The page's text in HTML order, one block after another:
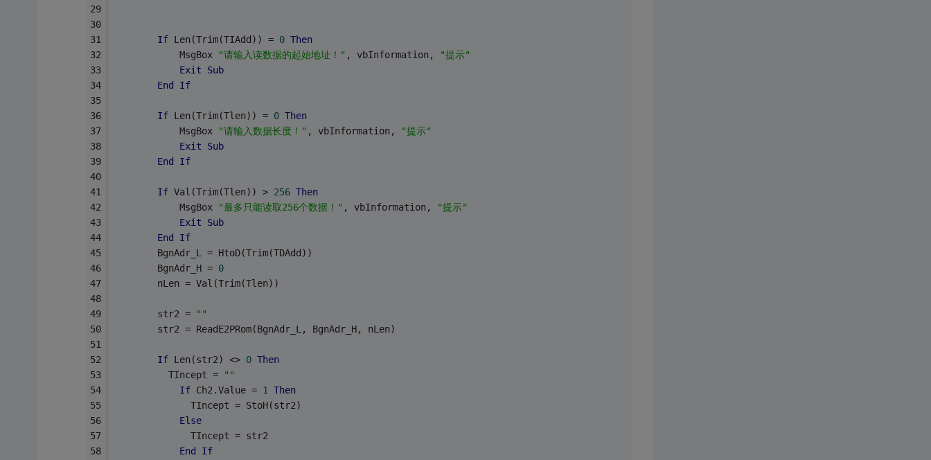
If Len(Trim(TIAdd)) = 0 Then
            MsgBox
"请输入读数据的起始地址！" , vbInformation,
"提示"
Exit
Sub
End
If
If Len(Trim(Tlen)) = 0 Then
            MsgBox
"请输入数据长度！" , vbInformation,
"提示"
Exit
Sub
End
If
If Val(Trim(Tlen)) > 256 Then
            MsgBox
"最多只能读取256个数据！" , vbInformation,
"提示"
Exit
Sub
End
If
        BgnAdr_L = HtoD(Trim(TDAdd))
        BgnAdr_H =
0
        nLen = Val(Trim(Tlen))
        str2 =
""
        str2 = ReadE2PRom(BgnAdr_L, BgnAdr_H, nLen)
If Len(str2) <> 0 Then
          TIncept =
""
If Ch2.Value = 1
Then
              TIncept = StoH(str2)
Else
              TIncept = str2
End
If